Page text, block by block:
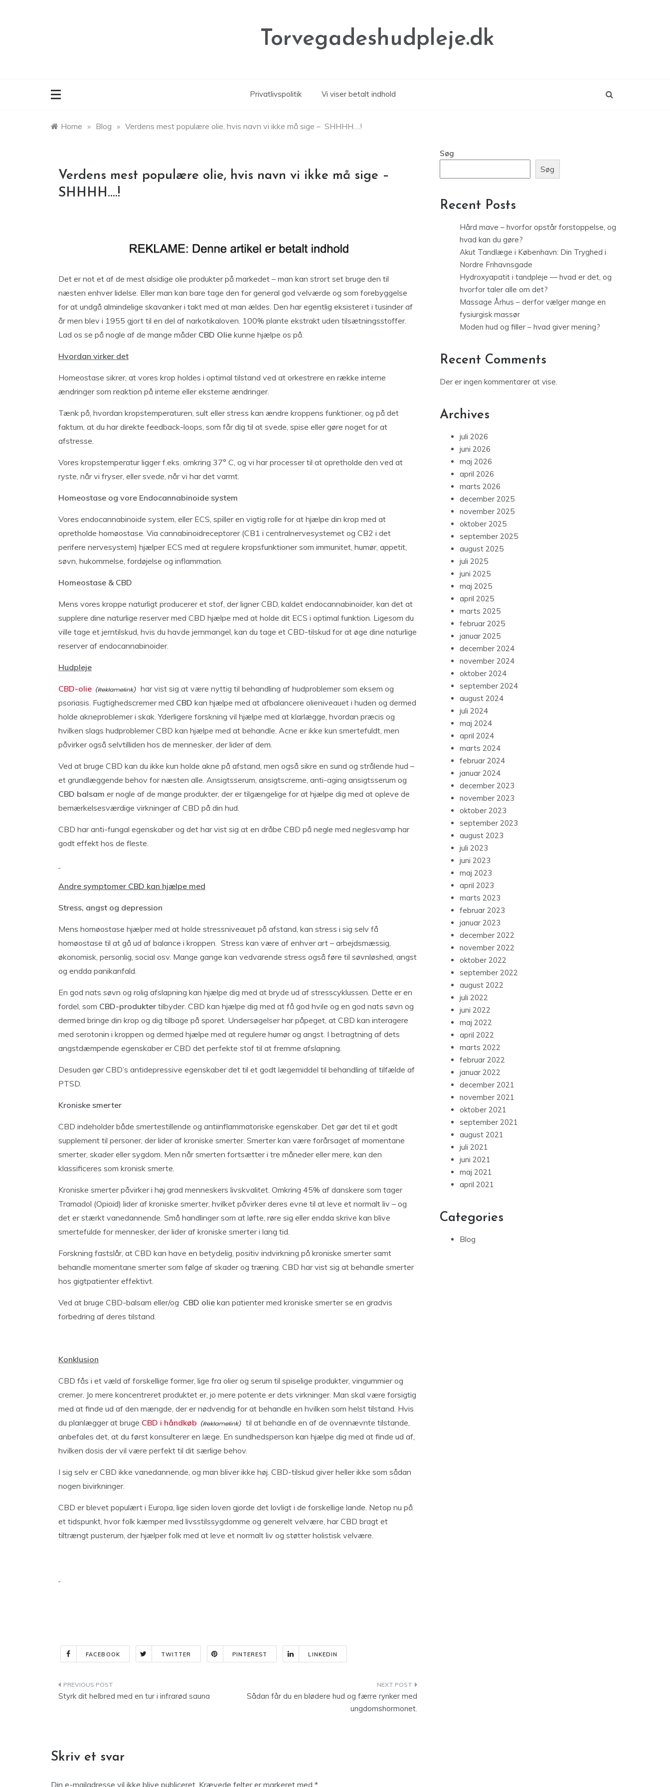
Torvegadeshudpleje.dk
Privatlivspolitik Vi viser betalt indhold
Home » Blog » Verdens mest populære olie, hvis navn vi ikke må sige – SHHHH….!
Verdens mest populære olie, hvis navn vi ikke må sige –
SHHHH….!
Det er not et af de mest alsidige olie produkter på markedet – man kan strort set bruge den til
næsten enhver lidelse. Eller man kan bare tage den for general god velværde og som forebyggelse
for at undgå almindelige skavanker i takt med at man ældes. Den har egentlig eksisteret i tusinder af
år men blev i 1955 gjort til en del af narkotikaloven. 100% plante ekstrakt uden tilsætningsstoffer.
Lad os se på nogle af de mange måder CBD Olie kunne hjælpe os på.
Hvordan virker det
Homeostase sikrer, at vores krop holdes i optimal tilstand ved at orkestrere en række interne
ændringer som reaktion på interne eller eksterne ændringer.
Tænk på, hvordan kropstemperaturen, sult eller stress kan ændre kroppens funktioner, og på det
faktum, at du har direkte feedback-loops, som får dig til at svede, spise eller gøre noget for at
afstresse.
Vores kropstemperatur ligger f.eks. omkring 37° C, og vi har processer til at opretholde den ved at
ryste, når vi fryser, eller svede, når vi har det varmt.
Homeostase og vore Endocannabinoide system
Vores endocannabinoide system, eller ECS, spiller en vigtig rolle for at hjælpe din krop med at
opretholde homøostase. Via cannabinoidreceptorer (CB1 i centralnervesystemet og CB2 i det
perifere nervesystem) hjælper ECS med at regulere kropsfunktioner som immunitet, humør, appetit,
søvn, hukommelse, fordøjelse og inflammation.
Homeostase & CBD
Mens vores kroppe naturligt producerer et stof, der ligner CBD, kaldet endocannabinoider, kan det at
supplere dine naturlige reserver med CBD hjælpe med at holde dit ECS i optimal funktion. Ligesom du
ville tage et jerntilskud, hvis du havde jernmangel, kan du tage et CBD-tilskud for at øge dine naturlige
reserver af endocannabinoider.
Hudpleje
CBD-olie
har vist sig at være nyttig til behandling af hudproblemer som eksem og
psoriasis. Fugtighedscremer med CBD kan hjælpe med at afbalancere olieniveauet i huden og dermed
holde akneproblemer i skak. Yderligere forskning vil hjælpe med at klarlægge, hvordan præcis og
hvilken slags hudproblemer CBD kan hjælpe med at behandle. Acne er ikke kun smertefuldt, men
påvirker også selvtilliden hos de mennesker, der lider af dem.
Ved at bruge CBD kan du ikke kun holde akne på afstand, men også sikre en sund og strålende hud –
et grundlæggende behov for næsten alle. Ansigtsserum, ansigtscreme, anti-aging ansigtsserum og
CBD balsam er nogle af de mange produkter, der er tilgængelige for at hjælpe dig med at opleve de
bemærkelsesværdige virkninger af CBD på din hud.
CBD har anti-fungal egenskaber og det har vist sig at en dråbe CBD på negle med neglesvamp har
godt effekt hos de fleste.
Andre symptomer CBD kan hjælpe med
Stress, angst og depression
Mens homøostase hjælper med at holde stressniveauet på afstand, kan stress i sig selv få
homøostase til at gå ud af balance i kroppen. Stress kan være af enhver art – arbejdsmæssig,
økonomisk, personlig, social osv. Mange gange kan vedvarende stress også føre til søvnløshed, angst
og endda panikanfald.
En god nats søvn og rolig afslapning kan hjælpe dig med at bryde ud af stresscyklussen. Dette er en
fordel, som CBD-produkter tilbyder. CBD kan hjælpe dig med at få god hvile og en god nats søvn og
dermed bringe din krop og dig tilbage på sporet. Undersøgelser har påpeget, at CBD kan interagere
med serotonin i kroppen og dermed hjælpe med at regulere humør og angst. I betragtning af dets
angstdæmpende egenskaber er CBD det perfekte stof til at fremme afslapning.
Desuden gør CBD’s antidepressive egenskaber det til et godt lægemiddel til behandling af tilfælde af
PTSD.
Kroniske smerter
CBD indeholder både smertestillende og antiinflammatoriske egenskaber. Det gør det til et godt
supplement til personer, der lider af kroniske smerter. Smerter kan være forårsaget af momentane
smerter, skader eller sygdom. Men når smerten fortsætter i tre måneder eller mere, kan den
klassificeres som kronisk smerte.
Kroniske smerter påvirker i høj grad menneskers livskvalitet. Omkring 45% af danskere som tager
Tramadol (Opioid) lider af kroniske smerter, hvilket påvirker deres evne til at leve et normalt liv – og
det er stærkt vanedannende. Små handlinger som at løfte, røre sig eller endda skrive kan blive
smertefulde for mennesker, der lider af kroniske smerter i lang tid.
Forskning fastslår, at CBD kan have en betydelig, positiv indvirkning på kroniske smerter samt
behandle momentane smerter som følge af skader og træning. CBD har vist sig at behandle smerter
hos gigtpatienter effektivt.
Ved at bruge CBD-balsam eller/og CBD olie kan patienter med kroniske smerter se en gradvis
forbedring af deres tilstand.
Konklusion
CBD fås i et væld af forskellige former, lige fra olier og serum til spiselige produkter, vingummier og
cremer. Jo mere koncentreret produktet er, jo mere potente er dets virkninger. Man skal være forsigtig
med at finde ud af den mængde, der er nødvendig for at behandle en hvilken som helst tilstand. Hvis
du planlægger at bruge CBD i håndkøb
til at behandle en af de ovennævnte tilstande,
anbefales det, at du først konsulterer en læge. En sundhedsperson kan hjælpe dig med at finde ud af,
hvilken dosis der vil være perfekt til dit særlige behov.
I sig selv er CBD ikke vanedannende, og man bliver ikke høj. CBD-tilskud giver heller ikke som sådan
nogen bivirkninger.
CBD er blevet populært i Europa, lige siden loven gjorde det lovligt i de forskellige lande. Netop nu på
et tidspunkt, hvor folk kæmper med livsstilssygdomme og generelt velvære, har CBD bragt et
tiltrængt pusterum, der hjælper folk med at leve et normalt liv og støtter holistisk velvære.
FACEBOOK TWITTER PINTEREST LINKEDIN
Indlægsnavigation
Styrk dit helbred med en tur i infrarød sauna
Sådan får du en blødere hud og færre rynker med
ungdomshormonet.
Skriv et svar
Din e-mailadresse vil ikke blive publiceret. Krævede felter er markeret med *
Søg
Søg
Recent Posts
Hård mave – hvorfor opstår forstoppelse, og
hvad kan du gøre?
Akut Tandlæge i København: Din Tryghed i
Nordre Frihavnsgade
Hydroxyapatit i tandpleje — hvad er det, og
hvorfor taler alle om det?
Massage Århus – derfor vælger mange en
fysiurgisk massør
Moden hud og filler – hvad giver mening?
Recent Comments
Der er ingen kommentarer at vise.
Archives
juli 2026
juni 2026
maj 2026
april 2026
marts 2026
december 2025
november 2025
oktober 2025
september 2025
august 2025
juli 2025
juni 2025
maj 2025
april 2025
marts 2025
februar 2025
januar 2025
december 2024
november 2024
oktober 2024
september 2024
august 2024
juli 2024
maj 2024
april 2024
marts 2024
februar 2024
januar 2024
december 2023
november 2023
oktober 2023
september 2023
august 2023
juli 2023
juni 2023
maj 2023
april 2023
marts 2023
februar 2023
januar 2023
december 2022
november 2022
oktober 2022
september 2022
august 2022
juli 2022
juni 2022
maj 2022
april 2022
marts 2022
februar 2022
januar 2022
december 2021
november 2021
oktober 2021
september 2021
august 2021
juli 2021
juni 2021
maj 2021
april 2021
Categories
Blog